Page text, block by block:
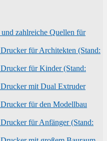
zahlreiche Quellen für
für Architekten (Stand:
für Kinder (Stand:
mit Dual Extruder
für den Modellbau
für Anfänger (Stand: